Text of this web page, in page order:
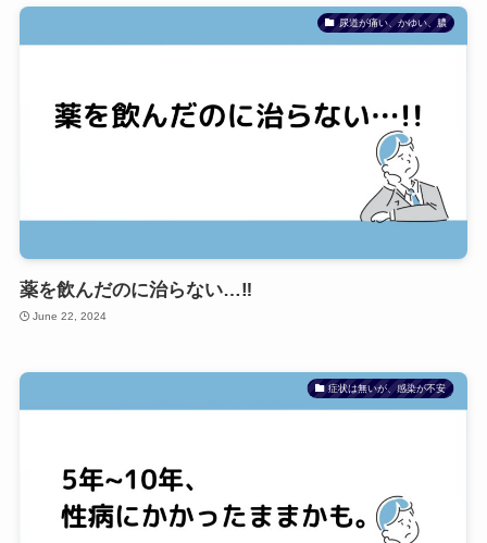
尿道が痛い、かゆい、膿
薬を飲んだのに治らない…‼
June 22, 2024
症状は無いが、感染が不安